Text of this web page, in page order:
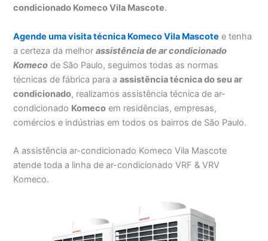
condicionado Komeco Vila Mascote.
Agende uma visita técnica Komeco Vila Mascote e tenha
a certeza da melhorassistênciade ar condicionado
Komeco de São Paulo, seguimos todas as normas
técnicas de fábrica para aassistência técnica do seu ar
condicionado, realizamos assistência técnica de ar-
condicionado Komeco em residências, empresas,
comércios e indústrias em todos os bairros de São Paulo.
A assistência ar-condicionado Komeco Vila Mascote
atende toda a linha de ar-condicionado VRF & VRV
Komeco.